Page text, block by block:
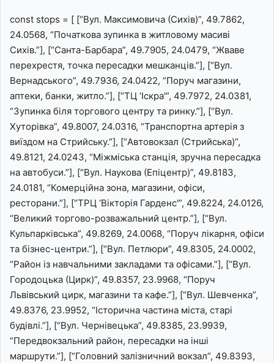
const stops = [ [“Вул. Максимовича (Сихів)”, 49.7862,
24.0568, “Початкова зупинка в житловому масиві
Сихів.”], [“Санта-Барбара”, 49.7905, 24.0479, “Жваве
перехрестя, точка пересадки мешканців.”], [“Вул.
Вернадського”, 49.7936, 24.0422, “Поруч магазини,
аптеки, банки, житло.”], [“ТЦ ‘Іскра'”, 49.7972, 24.0381,
“Зупинка біля торгового центру та ринку.”], [“Вул.
Хуторівка”, 49.8007, 24.0316, “Транспортна артерія з
виїздом на Стрийську.”], [“Автовокзал (Стрийська)”,
49.8121, 24.0243, “Міжміська станція, зручна пересадка
на автобуси.”], [“Вул. Наукова (Епіцентр)”, 49.8183,
24.0181, “Комерційна зона, магазини, офіси,
ресторани.”], [“ТРЦ ‘Вікторія Гарденс'”, 49.8224, 24.0126,
“Великий торгово-розважальний центр.”], [“Вул.
Кульпарківська”, 49.8269, 24.0068, “Поруч лікарня, офіси
та бізнес-центри.”], [“Вул. Петлюри”, 49.8305, 24.0002,
“Район із навчальними закладами та офісами.”], [“Вул.
Городоцька (Цирк)”, 49.8357, 23.9968, “Поруч
Львівський цирк, магазини та кафе.”], [“Вул. Шевченка”,
49.8376, 23.9952, “Історична частина міста, старі
будівлі.”], [“Вул. Чернівецька”, 49.8385, 23.9939,
“Передвокзальний район, пересадки на інші
маршрути.”], [“Головний залізничний вокзал”, 49.8393,